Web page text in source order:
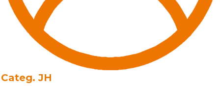
Categ. JH